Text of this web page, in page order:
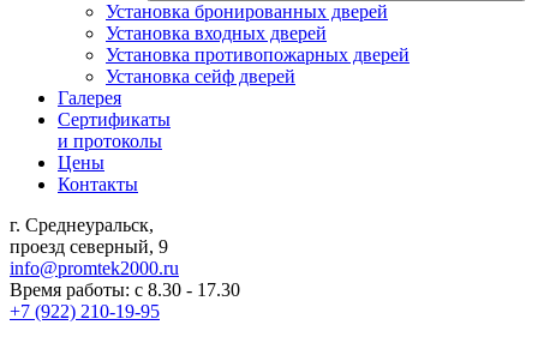
Установка бронированных дверей
Установка входных дверей
Установка противопожарных дверей
Установка сейф дверей
Галерея
Сертификаты
и протоколы
Цены
Контакты
г. Среднеуральск,
проезд северный, 9
info@promtek2000.ru
Время работы: с 8.30 - 17.30
+7 (922) 210-19-95